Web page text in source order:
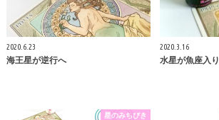
2020.6.23
海王星が逆行へ
2020.3.16
水星が魚座入り
星のみちびき